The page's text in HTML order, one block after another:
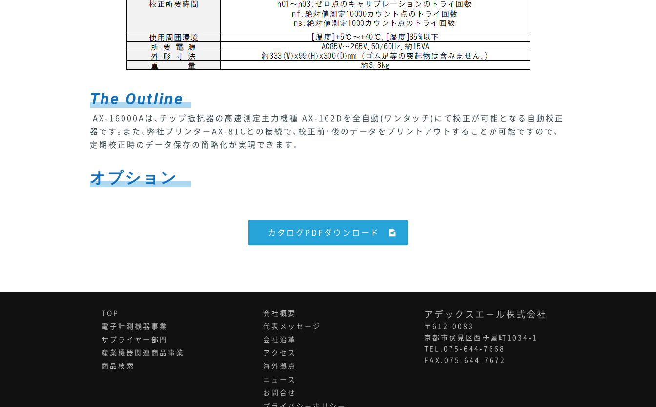
The Outline
AX-16000Aは､チップ抵抗器の高速測定主力機種 AX-162Dを全自動(ワンタッチ)にて校正が可能となる自動校正
器です｡また､弊社プリンターAX-81Cとの接続で､校正前･後のデータをプリントアウトすることが可能ですので､
定期校正時のデータ保存の簡略化が実現できます｡
オプション
カタログPDFダウンロード
TOP
電子計測機器事業
サプライヤー部門
産業機器関連商品事業
商品検索
会社概要
代表メッセージ
会社沿革
アクセス
海外拠点
ニュース
お問合せ
アデックスエール株式会社
〒612-0083
京都市伏見区西枡屋町1034-1
TEL.075-644-7668
FAX.075-644-7672